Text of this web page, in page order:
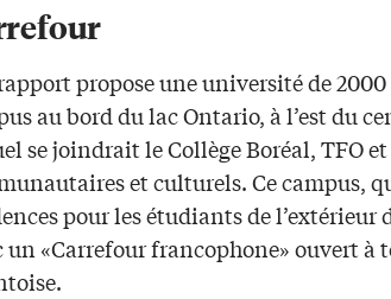
propose une université de
au bord du lac Ontario, à l’est du
se joindrait le Collège Boréal, TFO
et culturels. Ce campus,
pour les étudiants de
un «Carrefour francophone» ouvert à